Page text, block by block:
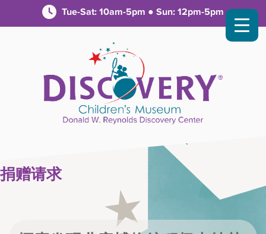
Tue-Sat: 10am-5pm ● Sun: 12pm-5pm
捐赠请求